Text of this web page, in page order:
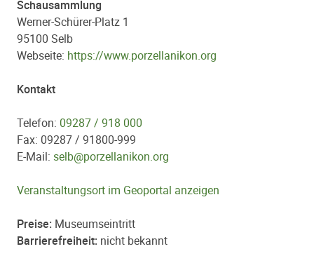
Schausammlung
Werner-Schürer-Platz 1
95100 Selb
Webseite: https://www.porzellanikon.org
Kontakt
Telefon: 09287 / 918 000
Fax: 09287 / 91800-999
E-Mail: selb@porzellanikon.org
Veranstaltungsort im Geoportal anzeigen
Preise: Museumseintritt
Barrierefreiheit: nicht bekannt